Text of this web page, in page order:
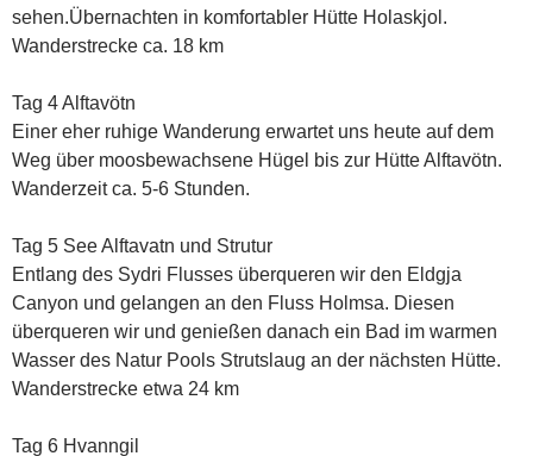
sehen.Übernachten in komfortabler Hütte Holaskjol.
Wanderstrecke ca. 18 km
Tag 4 Alftavötn
Einer eher ruhige Wanderung erwartet uns heute auf dem
Weg über moosbewachsene Hügel bis zur Hütte Alftavötn.
Wanderzeit ca. 5-6 Stunden.
Tag 5 See Alftavatn und Strutur
Entlang des Sydri Flusses überqueren wir den Eldgja
Canyon und gelangen an den Fluss Holmsa. Diesen
überqueren wir und genießen danach ein Bad im warmen
Wasser des Natur Pools Strutslaug an der nächsten Hütte.
Wanderstrecke etwa 24 km
Tag 6 Hvanngil